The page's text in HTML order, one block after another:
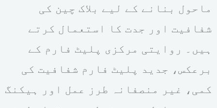
ماحول بنانے کے لیے بلاک چین کی
شفافیت اور جدت کا استعمال کرتے
ہیں۔ روایتی مرکزی پلیٹ فارم کے
برعکس، جدید پلیٹ فارم شفافیت کی
کمی، غیر منصفانہ طرز عمل اور ہیکنگ